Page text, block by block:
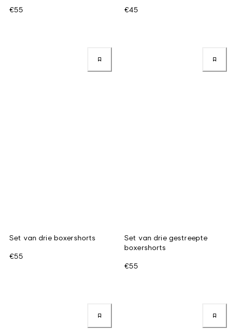
€55 €45
Set van drie boxershorts
€55
Set van drie gestreepte
boxershorts
€55